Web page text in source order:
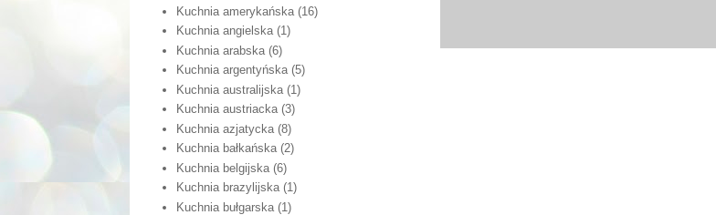
Kuchnia amerykańska (16)
Kuchnia angielska (1)
Kuchnia arabska (6)
Kuchnia argentyńska (5)
Kuchnia australijska (1)
Kuchnia austriacka (3)
Kuchnia azjatycka (8)
Kuchnia bałkańska (2)
Kuchnia belgijska (6)
Kuchnia brazylijska (1)
Kuchnia bułgarska (1)